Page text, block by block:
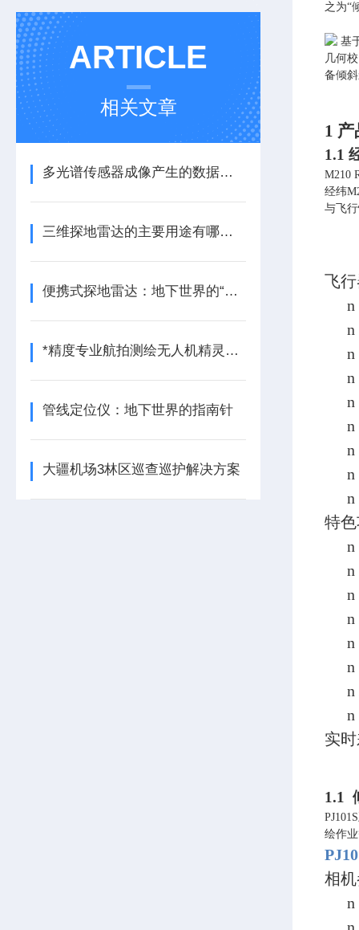
ARTICLE
相关文章
多光谱传感器成像产生的数据有如下几点好处
三维探地雷达的主要用途有哪些呢？
便携式探地雷达：地下世界的“透视眼”
*精度专业航拍测绘无人机精灵4RTK的应用
管线定位仪：地下世界的指南针
大疆机场3林区巡查巡护解决方案
之为“
基
几何
备倾
1 产
1.1
M210
经纬
与飞
飞
n
n
n
n
n
n
n
n
n
特
n
n
n
n
n
n
n
n
实
1.1
绘作
PJ
相
n